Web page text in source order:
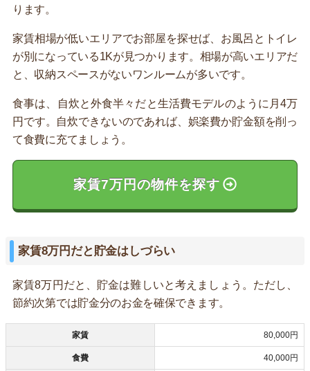
ります。
家賃相場が低いエリアでお部屋を探せば、お風呂とトイレ
が別になっている1Kが見つかります。相場が高いエリアだ
と、収納スペースがないワンルームが多いです。
食事は、自炊と外食半々だと生活費モデルのように月4万
円です。自炊できないのであれば、娯楽費か貯金額を削っ
て食費に充てましょう。
家賃7万円の物件を探す
家賃8万円だと貯金はしづらい
家賃8万円だと、貯金は難しいと考えましょう。ただし、
節約次第では貯金分のお金を確保できます。
家賃 80,000円
食費 40,000円